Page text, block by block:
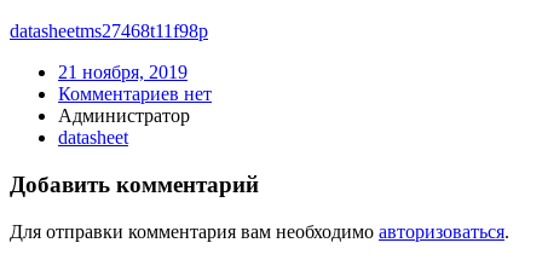
datasheetms27468t11f98p
21 ноября, 2019
Комментариев нет
Администратор
datasheet
Добавить комментарий
Для отправки комментария вам необходимо авторизоваться.